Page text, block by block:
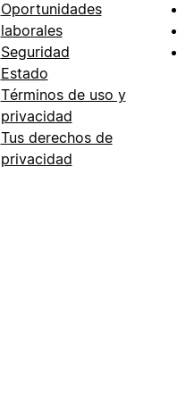
Oportunidades
laborales
Seguridad
Estado
Términos de uso y
privacidad
Tus derechos de
privacidad